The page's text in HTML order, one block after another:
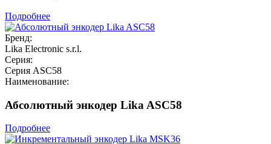
Подробнее
Бренд:
Lika Electronic s.r.l.
Серия:
Серия ASC58
Наименование:
Абсолютный энкодер Lika ASC58
Подробнее